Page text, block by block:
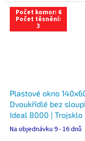
Počet komor: 6
Počet těsnění:
3
Plastové okno
Dvoukřídlé bez
Ideal 8000 | Trojsklo
Na objednávku 9 - 16 dnů